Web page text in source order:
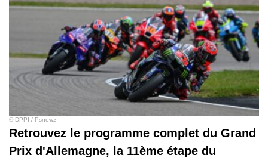
© DPPI / Psnewz
Retrouvez le programme complet du Grand
Prix d'Allemagne, la 11ème étape du